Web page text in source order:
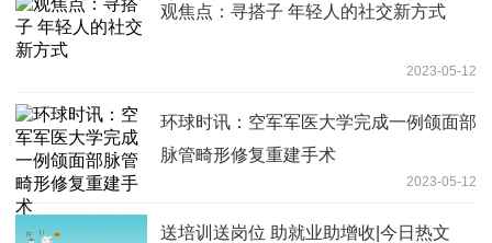
观焦点：寻搭子 年轻人的社交新方式
2023-05-12
环球时讯：空军军医大学完成一例颌面部
脉管畸形修复重建手术
2023-05-12
送培训送岗位 助就业助增收|今日热文